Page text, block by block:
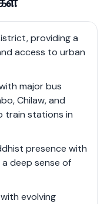
the Union Jack
an important
is also known for
landing," which
Ravana's chariot.
connected living
predominantly
contributions from
Additionally,
of Agriculture,
education and
and
providing a
access to urban
major bus
Chilaw, and
train stations in
presence with
deep sense of
evolving